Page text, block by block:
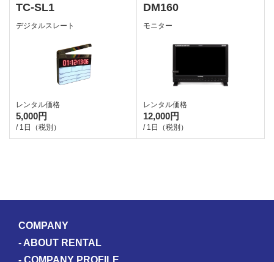
TC-SL1
デジタルスレート
レンタル価格
5,000円
/ 1日（税別）
DM160
モニター
レンタル価格
12,000円
/ 1日（税別）
COMPANY
-ABOUT RENTAL